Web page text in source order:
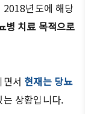
2018년도에 해당
병 치료 목적으로
서 현재는 당뇨
상황입니다.